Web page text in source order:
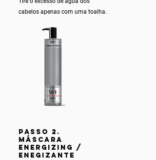
cabelos apenas com uma toalha.
PASSO 2.
MÁSCARA
ENERGIZING /
ENEGIZANTE